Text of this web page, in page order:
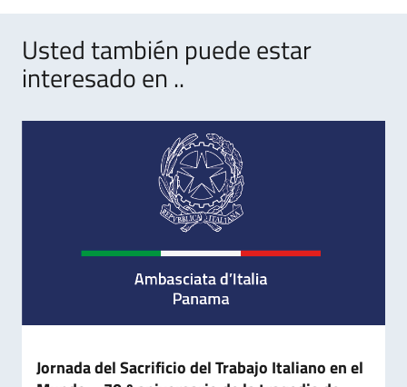
Usted también puede estar
interesado en ..
Jornada del Sacrificio del Trabajo Italiano en el